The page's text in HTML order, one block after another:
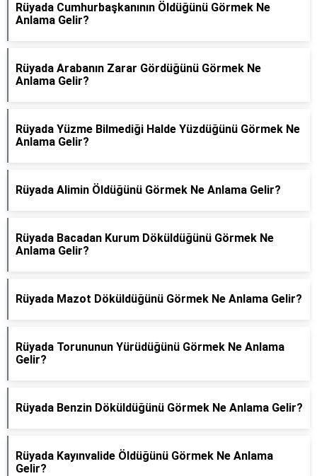
Rüyada Cumhurbaşkanının Öldüğünü Görmek Ne
Anlama Gelir?
Rüyada Arabanın Zarar Gördüğünü Görmek Ne
Anlama Gelir?
Rüyada Yüzme Bilmediği Halde Yüzdüğünü Görmek Ne
Anlama Gelir?
Rüyada Alimin Öldüğünü Görmek Ne Anlama Gelir?
Rüyada Bacadan Kurum Döküldüğünü Görmek Ne
Anlama Gelir?
Rüyada Mazot Döküldüğünü Görmek Ne Anlama Gelir?
Rüyada Torununun Yürüdüğünü Görmek Ne Anlama
Gelir?
Rüyada Benzin Döküldüğünü Görmek Ne Anlama Gelir?
Rüyada Kayınvalide Öldüğünü Görmek Ne Anlama
Gelir?